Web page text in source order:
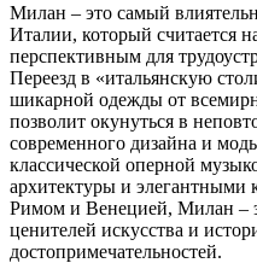
Милан – это самый
Италии, который считается
перспективным для
Переезд в «итальянскую
шикарной одежды от
позволит окунуться в
современного дизайна и
классической оперной
архитектуры и элегантными
Римом и Венецией, Милан –
ценителей искусства и
достопримечательностей.